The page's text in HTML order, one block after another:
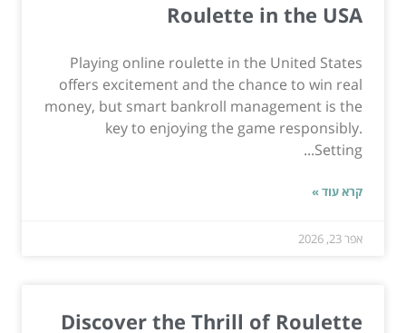
Roulette in the USA
Playing online roulette in the United States
offers excitement and the chance to win real
money, but smart bankroll management is the
key to enjoying the game responsibly.
Setting...
קרא עוד »
אפר 23, 2026
Discover the Thrill of Roulette